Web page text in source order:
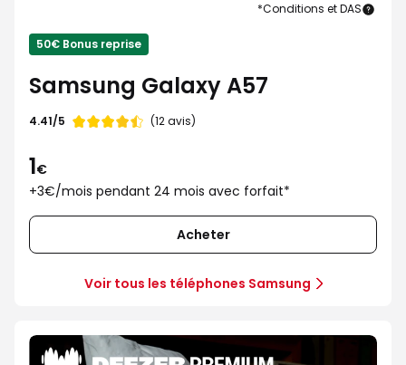
*Conditions et DAS
50€ Bonus reprise
Samsung Galaxy A57
Note
4.41/5 (12 avis)
1€
+3€/mois pendant 24 mois avec forfait*
Acheter
Voir tous les téléphones Samsung